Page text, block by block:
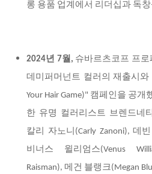
롱 용품 업계에서 리더십과 독
2024년 7월, 슈바르츠코프 프
데미퍼머넌트 컬러의 재출시
Your Hair Game)" 캠페인을 공
한 유명 컬러리스트 브렌드네
칼리 자노니(Carly Zanoni), 데
비너스 윌리엄스(Venus
Raisman), 메건 블랭크(Megan